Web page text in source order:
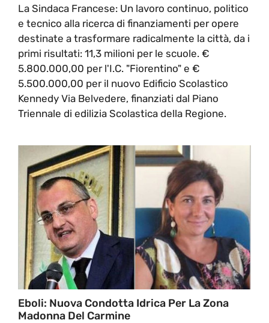
La Sindaca Francese: Un lavoro continuo, politico
e tecnico alla ricerca di finanziamenti per opere
destinate a trasformare radicalmente la città, da i
primi risultati: 11,3 milioni per le scuole. €
5.800.000,00 per l'I.C. "Fiorentino" e €
5.500.000,00 per il nuovo Edificio Scolastico
Kennedy Via Belvedere, finanziati dal Piano
Triennale di edilizia Scolastica della Regione.
Eboli: Nuova Condotta Idrica Per La Zona
Madonna Del Carmine